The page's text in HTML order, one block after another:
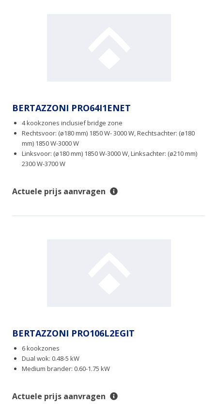
BERTAZZONI PRO64I1ENET
4 kookzones inclusief bridge zone
Rechtsvoor: (ø180 mm) 1850 W- 3000 W, Rechtsachter: (ø180
mm) 1850 W-3000 W
Linksvoor: (ø180 mm) 1850 W-3000 W, Linksachter: (ø210 mm)
2300 W-3700 W
Actuele prijs aanvragen
BERTAZZONI PRO106L2EGIT
6 kookzones
Dual wok: 0.48-5 kW
Medium brander: 0.60-1.75 kW
Actuele prijs aanvragen